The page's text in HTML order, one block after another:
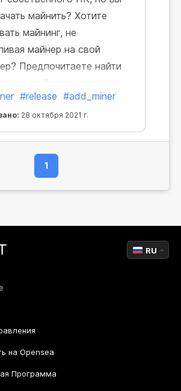
майнить? Хотите
майнинг, не
майнер на свой
Предпочитаете найти
майнеров, которая
именно вам, прежде
дорогое
Теперь вы можете
свой собственный
#release #add_miner
28 октября 2021 г.
1
на Opensea
Программа
RU